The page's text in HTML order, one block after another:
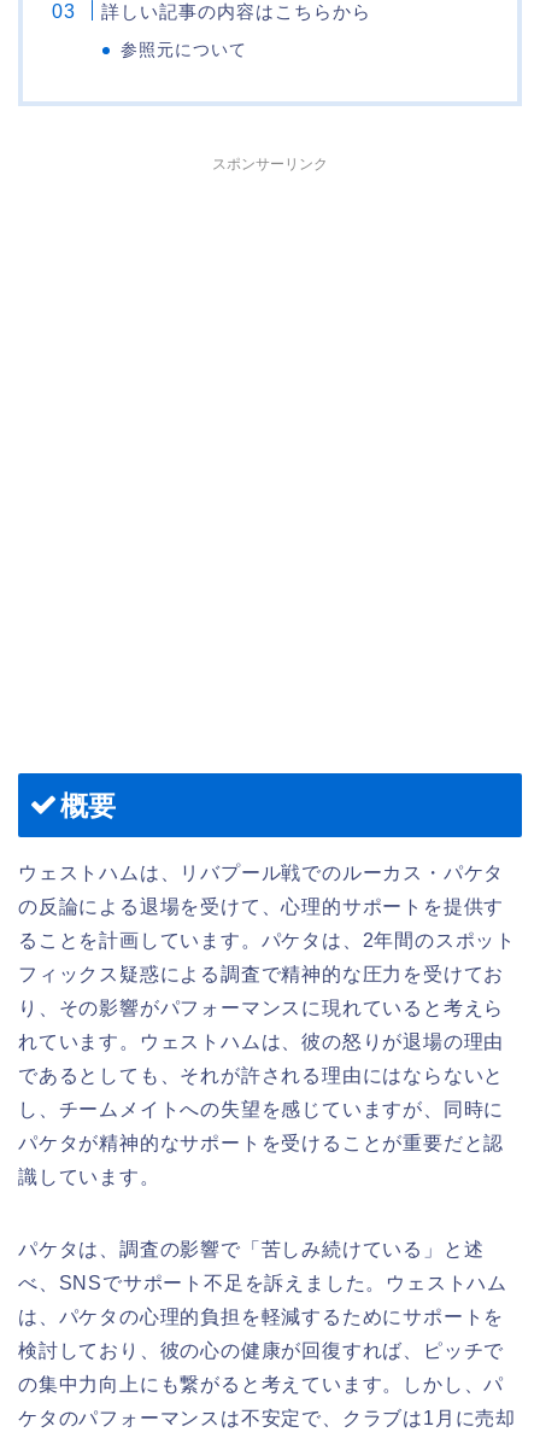
詳しい記事の内容はこちらから
参照元について
スポンサーリンク
概要
ウェストハムは、リバプール戦でのルーカス・パケタ
の反論による退場を受けて、心理的サポートを提供す
ることを計画しています。パケタは、2年間のスポット
フィックス疑惑による調査で精神的な圧力を受けてお
り、その影響がパフォーマンスに現れていると考えら
れています。ウェストハムは、彼の怒りが退場の理由
であるとしても、それが許される理由にはならないと
し、チームメイトへの失望を感じていますが、同時に
パケタが精神的なサポートを受けることが重要だと認
識しています。
パケタは、調査の影響で「苦しみ続けている」と述
べ、SNSでサポート不足を訴えました。ウェストハム
は、パケタの心理的負担を軽減するためにサポートを
検討しており、彼の心の健康が回復すれば、ピッチで
の集中力向上にも繋がると考えています。しかし、パ
ケタのパフォーマンスは不安定で、クラブは1月に売却